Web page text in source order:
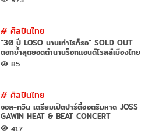
#ศิลปินไทย
"30 ปี LOSO นานเท่าไรก็รอ" SOLD OUT
ตอกย้ำสุดยอดตำนานร็อกแอนด์โรลล์เมืองไทย
85
#ศิลปินไทย
จอส-กวิน เตรียมเปิดปาร์ตี้ฮอตริมหาด JOSS
GAWIN HEAT & BEAT CONCERT
417